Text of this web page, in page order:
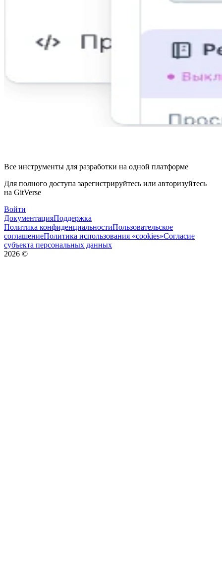
Все инструменты для разработки на одной платформе
Для полного доступа зарегистрируйтесь или авторизуйтесь
на GitVerse
Войти
ДокументацияПоддержка
Политика конфиденциальностиПользовательское
соглашениеПолитика использования «cookies»Согласие
субъекта персональных данных
2026 ©